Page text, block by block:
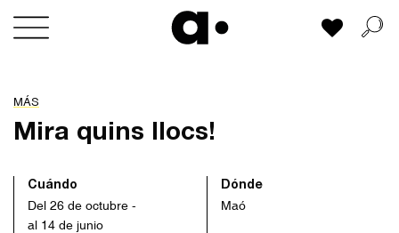
Skip
Mi lista
MÁS
Mira quins llocs!
Cuándo
Del 26 de octubre -
al 14 de junio
Dónde
Maó